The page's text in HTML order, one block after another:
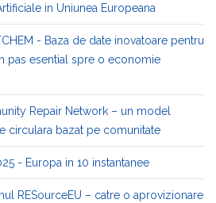
in Uniunea Europeana
- Baza de date inovatoare pentru
pas esential spre o economie
Repair Network – un model
circulara bazat pe comunitate
- Europa in 10 instantanee
RESourceEU – catre o aprovizionare